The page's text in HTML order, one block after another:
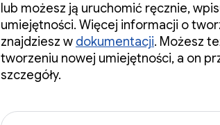
lub możesz ją uruchomić ręcznie,
umiejętności. Więcej informacji o
znajdziesz w dokumentacji. Możesz
tworzeniu nowej umiejętności, a on
szczegóły.